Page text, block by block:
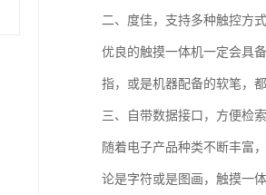
二、度佳，支持多种触控方式
优良的触摸一体机一定会具
指，或是机器配备的软笔，
三、自带数据接口，方便检
随着电子产品种类不断丰富
论是字符或是图画，触摸一